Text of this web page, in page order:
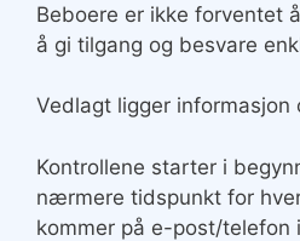
Beboere er ikke forventet
å gi tilgang og besvare
Vedlagt ligger informasjon
Kontrollene starter i
nærmere tidspunkt for
kommer på e-post/telefon